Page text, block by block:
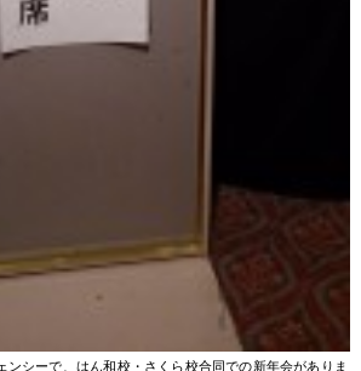
ンシーで、はん和校・さくら校合同での新年会がありま